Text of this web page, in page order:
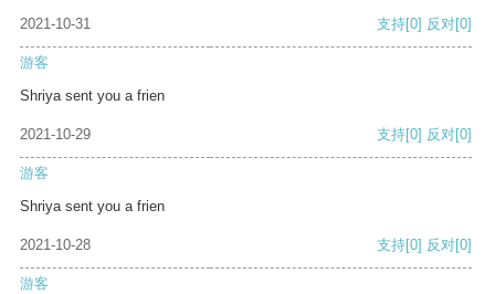
2021-10-31 支持[0] 反对[0]
游客
Shriya sent you a frien
2021-10-29 支持[0] 反对[0]
游客
Shriya sent you a frien
2021-10-28 支持[0] 反对[0]
游客